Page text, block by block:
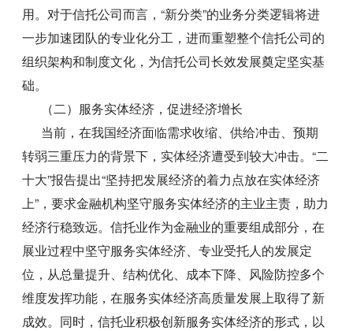
用。对于信托公司而言，“新分类”的业务分类逻辑将进
一步加速团队的专业化分工，进而重塑整个信托公司的
组织架构和制度文化，为信托公司长效发展奠定坚实基
础。
（二）服务实体经济，促进经济增长
当前，在我国经济面临需求收缩、供给冲击、预期
转弱三重压力的背景下，实体经济遭受到较大冲击。“二
十大”报告提出“坚持把发展经济的着力点放在实体经济
上”，要求金融机构坚守服务实体经济的主业主责，助力
经济行稳致远。信托业作为金融业的重要组成部分，在
展业过程中坚守服务实体经济、专业受托人的发展定
位，从总量提升、结构优化、成本下降、风险防控多个
维度发挥功能，在服务实体经济高质量发展上取得了新
成效。同时，信托业积极创新服务实体经济的形式，以